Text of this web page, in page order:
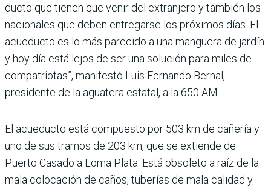
ducto que tienen que venir del extranjero y también los
nacionales que deben entre­garse los próximos días. El
acueducto es lo más parecido a una manguera de jardín
y hoy día está lejos de ser una solución para miles de
compa­triotas”, manifestó Luis Fer­nando Bernal,
presidente de la aguatera estatal, a la 650 AM.
El acueducto está compuesto por 503 km de cañería y
uno de sus tramos de 203 km, que se extiende de
Puerto Casado a Loma Plata. Está obsoleto a raíz de la
mala colocación de caños, tuberías de mala cali­dad y